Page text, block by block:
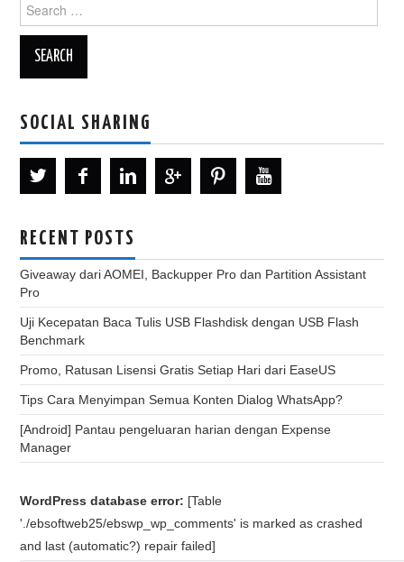
for:
SOCIAL SHARING
RECENT POSTS
Giveaway dari AOMEI, Backupper Pro dan Partition Assistant
Pro
Uji Kecepatan Baca Tulis USB Flashdisk dengan USB Flash
Benchmark
Promo, Ratusan Lisensi Gratis Setiap Hari dari EaseUS
Tips Cara Menyimpan Semua Konten Dialog WhatsApp?
[Android] Pantau pengeluaran harian dengan Expense
Manager
WordPress database error: [Table
'./ebsoftweb25/ebswp_wp_comments' is marked as crashed
and last (automatic?) repair failed]